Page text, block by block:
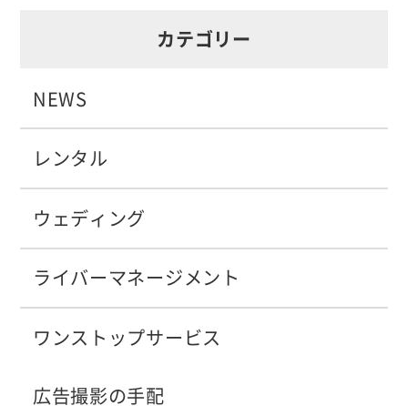
カテゴリー
NEWS
レンタル
ウェディング
ライバーマネージメント
ワンストップサービス
広告撮影の手配